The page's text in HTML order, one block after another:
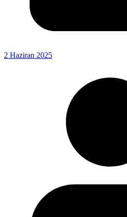
2 Haziran 2025